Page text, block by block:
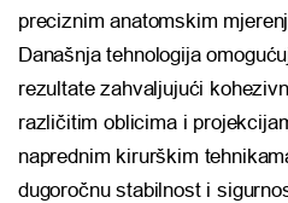
preciznim anatomskim
Današnja tehnologija
rezultate zahvaljujući
različitim oblicima i
naprednim kirurškim
dugoročnu stabilnost i